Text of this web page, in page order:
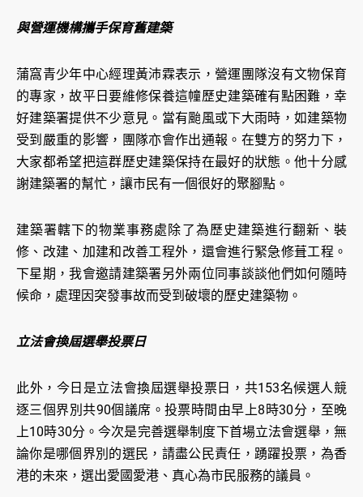
與營運機構攜手保育舊建築
蒲窩青少年中心經理黃沛霖表示，營運團隊沒有文物保育
的專家，故平日要維修保養這幢歷史建築確有點困難，幸
好建築署提供不少意見。當有颱風或下大雨時，如建築物
受到嚴重的影響，團隊亦會作出通報。在雙方的努力下，
大家都希望把這群歷史建築保持在最好的狀態。他十分感
謝建築署的幫忙，讓市民有一個很好的聚腳點。
建築署轄下的物業事務處除了為歷史建築進行翻新、裝
修、改建、加建和改善工程外，還會進行緊急修葺工程。
下星期，我會邀請建築署另外兩位同事談談他們如何隨時
候命，處理因突發事故而受到破壞的歷史建築物。
立法會換屆選舉投票日
此外，今日是立法會換屆選舉投票日，共153名候選人競
逐三個界別共90個議席。投票時間由早上8時30分，至晚
上10時30分。今次是完善選舉制度下首場立法會選舉，無
論你是哪個界別的選民，請盡公民責任，踴躍投票，為香
港的未來，選出愛國愛港、真心為市民服務的議員。